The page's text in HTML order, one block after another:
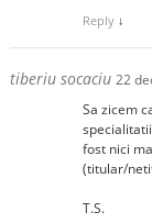
Reply ↓
tiberiu socaciu 22
Sa zicem
fost nici
(titular/
T.S.